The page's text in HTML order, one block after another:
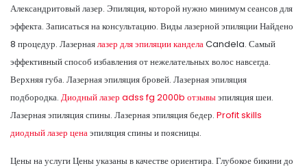
Александритовый лазер. Эпиляция, которой нужно минимум сеансов для
эффекта. Записаться на консультацию. Виды лазерной эпиляции Найдено
8 процедур. Лазернаялазер для эпиляции канделаCandela. Самый
эффективный способ избавления от нежелательных волос навсегда.
Верхняя губа. Лазерная эпиляция бровей. Лазерная эпиляция
подбородка. Диодный лазер adss fg 2000b отзывыэпиляция шеи.
Лазерная эпиляция спины. Лазерная эпиляция бедер. Profit skills
диодный лазер ценаэпиляция спины и поясницы.
Цены на услуги Цены указаны в качестве ориентира. Глубокое бикини до